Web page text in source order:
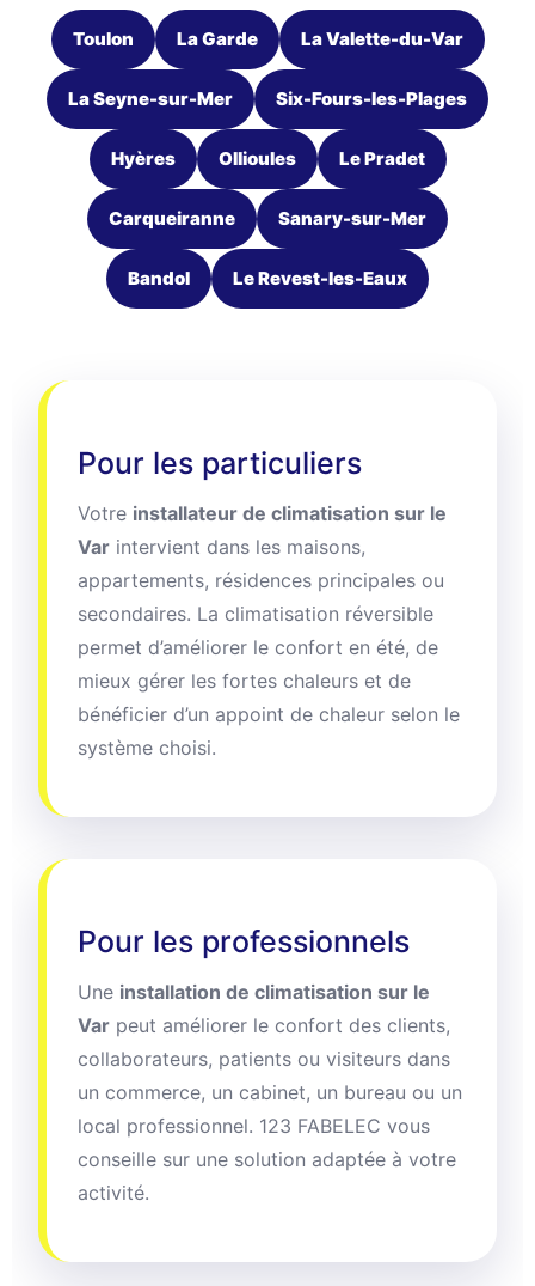
Toulon La Garde La Valette-du-Var
La Seyne-sur-Mer Six-Fours-les-Plages
Hyères Ollioules Le Pradet
Carqueiranne Sanary-sur-Mer
Bandol Le Revest-les-Eaux
Pour les particuliers
Votre installateur de climatisation sur le
Var intervient dans les maisons,
appartements, résidences principales ou
secondaires. La climatisation réversible
permet d’améliorer le confort en été, de
mieux gérer les fortes chaleurs et de
bénéficier d’un appoint de chaleur selon le
système choisi.
Pour les professionnels
Une installation de climatisation sur le
Var peut améliorer le confort des clients,
collaborateurs, patients ou visiteurs dans
un commerce, un cabinet, un bureau ou un
local professionnel. 123 FABELEC vous
conseille sur une solution adaptée à votre
activité.